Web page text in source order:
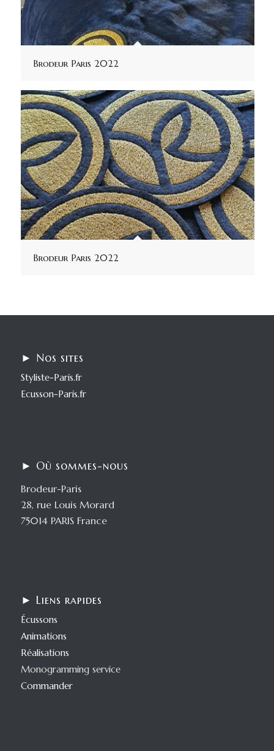
Brodeur Paris 2022
Brodeur Paris 2022
► Nos sites
Styliste-Paris.fr
Ecusson-Paris.fr
► Où sommes-nous
Brodeur-Paris
28, rue Louis Morard
75014 PARIS France
► Liens rapides
Écussons
Animations
Réalisations
Monogramming service
Commander